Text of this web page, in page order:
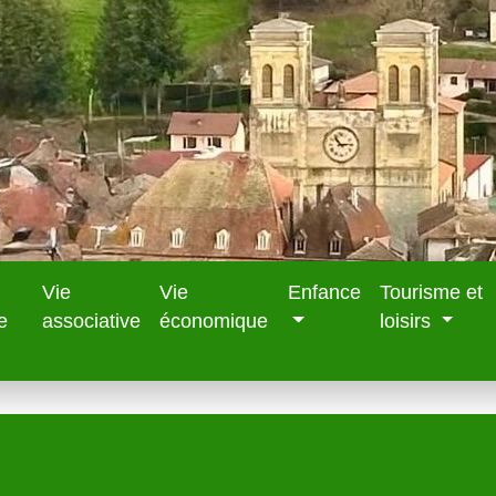
Vie
associative
Vie
économique
Enfance
Tourisme et
loisirs